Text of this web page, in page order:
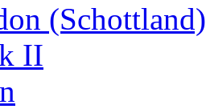
(Schottland)
II